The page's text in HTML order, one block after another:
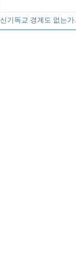
기독교 경계도 없는가.